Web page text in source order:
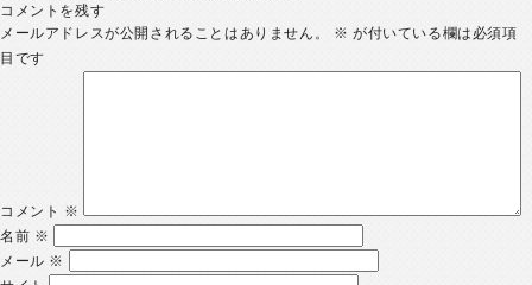
コメントを残す
メールアドレスが公開されることはありません。
※ が付いている欄は必須項
目です
コメント ※
名前 ※
メール ※